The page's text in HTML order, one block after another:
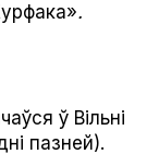
.
ў Вільні
пазней).